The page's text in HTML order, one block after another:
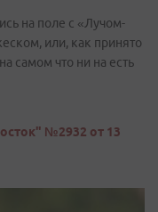
на поле с «Лучом-
или, как принято
самом что ни на есть
№2932 от 13